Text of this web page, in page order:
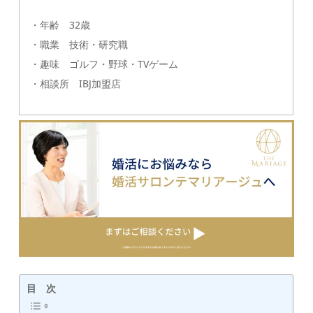
・年齢 32歳
・職業 技術・研究職
・趣味 ゴルフ・野球・TVゲーム
・相談所 IBJ加盟店
目 次